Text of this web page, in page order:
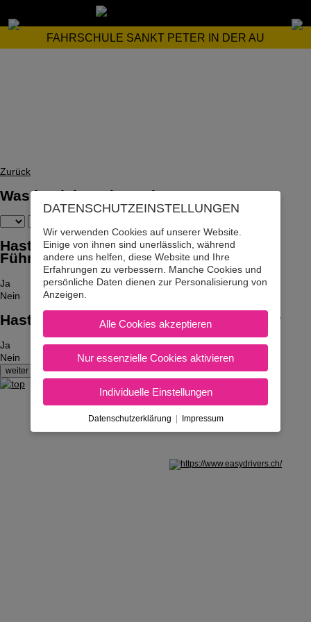
FAHRSCHULE SANKT PETER IN DER AU
Zurück
Was ist dein Geburtsdatum?
Hast du bereits den Motorrad-
Führerschein? (Kein Moped!)
Ja
Nein
Hast du bereits den Auto-Führerschein?
Ja
Nein
DATENSCHUTZ­EINSTELLUNGEN
Wir verwenden Cookies auf unserer Website.
Einige von ihnen sind unerlässlich, während
andere uns helfen, diese Website und Ihre
Erfahrungen zu verbessern. Manche Cookies und
persönliche Daten dienen zur Personalisierung von
Anzeigen.
Alle Cookies akzeptieren
Nur essenzielle Cookies aktivieren
Individuelle Einstellungen
Datenschutzerklärung | Impressum